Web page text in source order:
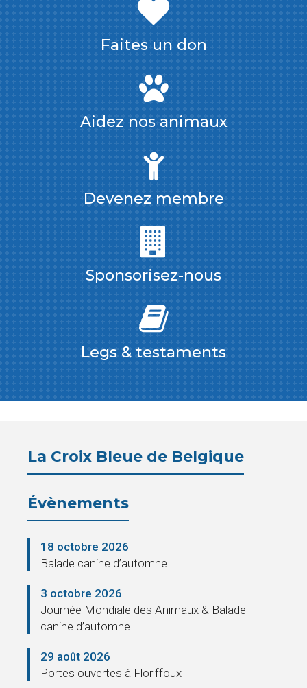
Faites un don
Aidez nos animaux
Devenez membre
Sponsorisez-nous
Legs & testaments
La Croix Bleue de Belgique
Évènements
18 octobre 2026
Balade canine d’automne
3 octobre 2026
Journée Mondiale des Animaux & Balade
canine d’automne
29 août 2026
Portes ouvertes à Floriffoux